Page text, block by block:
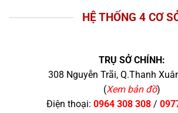
HỆ THỐNG 4 CƠ
TRỤ SỞ CHÍNH:
308 Nguyễn Trãi, Q.Thanh
(Xem bản đồ)
Điện thoại: 0964 308 308/